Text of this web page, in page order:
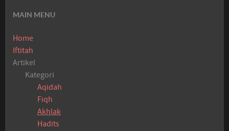
MAIN MENU
Home
Iftitah
Artikel
Kategori
Aqidah
Fiqh
Akhlak
Hadits